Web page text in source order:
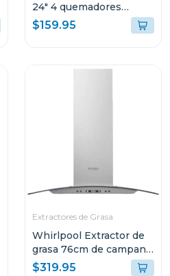
24" 4 quemadores
ne2464
$159.95
Extractores de Grasa
Whirlpool Extractor de
grasa 76cm de campana
whw7610
$319.95